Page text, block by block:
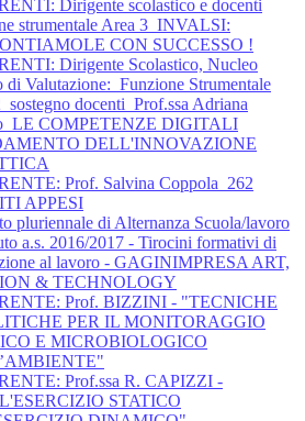
Dirigente scolastico e docenti
strumentale Area 3_INVALSI:
CON SUCCESSO !
Dirigente Scolastico, Nucleo
di Valutazione:_Funzione Strumentale
docenti_Prof.ssa Adriana
COMPETENZE DIGITALI
DELL'INNOVAZIONE
Prof. Salvina Coppola_262
APPESI
pluriennale di Alternanza Scuola/lavoro
a.s. 2016/2017 - Tirocini formativi di
al lavoro - GAGINIMPRESA ART,
& TECHNOLOGY
Prof. BIZZINI - "TECNICHE
PER IL MONITORAGGIO
E MICROBIOLOGICO
Prof.ssa R. CAPIZZI -
STATICO